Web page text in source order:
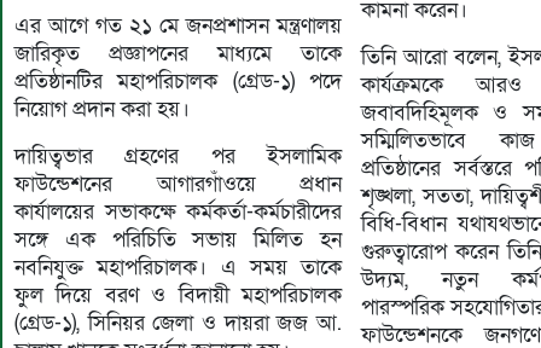
এর আগে গত ২১ মে জনপ্রশাসন মন্ত্রণালয়
জারিকৃত প্রজ্ঞাপনের মাধ্যমে তাকে
প্রতিষ্ঠানটির মহাপরিচালক (গ্রেড-১) পদে
নিয়োগ প্রদান করা হয়।
দায়িত্বভার গ্রহণের পর ইসলামিক
ফাউন্ডেশনের আগারগাঁওয়ে প্রধান
কার্যালয়ের সভাকক্ষে কর্মকর্তা-কর্মচারীদের
সঙ্গে এক পরিচিতি সভায় মিলিত হন
নবনিযুক্ত মহাপরিচালক। এ সময় তাকে
ফুল দিয়ে বরণ ও বিদায়ী মহাপরিচালক
(গ্রেড-১), সিনিয়র জেলা ও দায়রা জজ আ.
কামনা করেন।
তিনি আরো বলেন,
কার্যক্রমকে আরও
জবাবদিহিমূলক ও
সম্মিলিতভাবে
প্রতিষ্ঠানের সর্বস্তরে
শৃঙ্খলা, সততা,
বিধি-বিধান
গুরুত্বারোপ করেন
উদ্যম, নতুন
পারস্পরিক
ফাউন্ডেশনকে